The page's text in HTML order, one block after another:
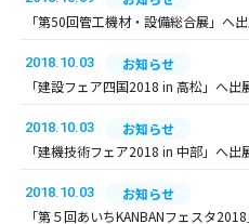
「第50回管工機材・設備総合展」へ
2018.10.03
お知らせ
「建設フェア四国2018 in 高松」へ出
2018.10.03
お知らせ
「建機技術フェア2018 in 中部」へ出
2018.10.03
お知らせ
「第５回あいちKANBANフェスタ